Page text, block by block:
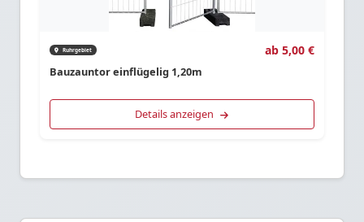
Ruhrgebiet ab 5,00 €
Bauzauntor einflügelig 1,20m
Details anzeigen